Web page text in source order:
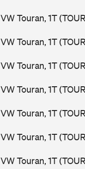
VW Touran, 1T
VW Touran, 1T
VW Touran, 1T
VW Touran, 1T
VW Touran, 1T
VW Touran, 1T
VW Touran, 1T